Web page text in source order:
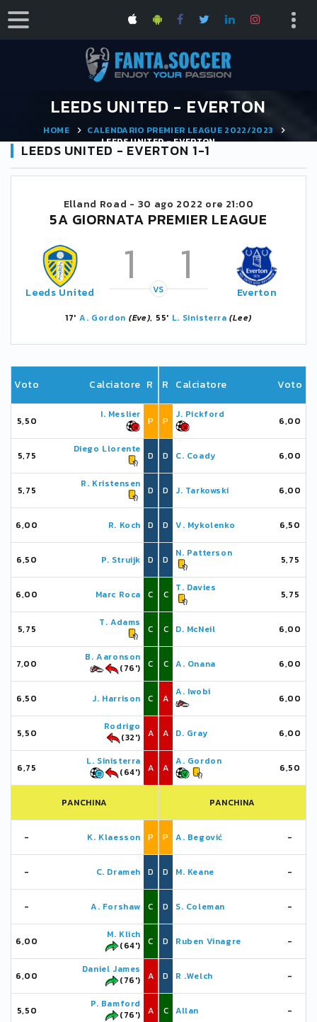
LEEDS UNITED - EVERTON
HOME
CALENDARIO PREMIER LEAGUE 2022/2023
LEEDS UNITED - EVERTON
LEEDS UNITED - EVERTON 1-1
Elland Road - 30 ago 2022 ore 21:00
5A GIORNATA PREMIER LEAGUE
Leeds United 1 1
VS Everton
17' A. Gordon (Eve), 55' L. Sinisterra (Lee)
Voto Calciatore R
5,50
I. Meslier
P
5,75
Diego Llorente
D
5,75
R. Kristensen
D
6,00 R. Koch D
6,50 P. Struijk D
6,00 Marc Roca C
5,75
T. Adams
C
7,00
B. Aaronson
(76')
C
6,50 J. Harrison C
5,50
Rodrigo
(32')
A
6,75
L. Sinisterra
(64')
A
PANCHINA
- K. Klaesson P
- C. Drameh D
- A. Forshaw C
6,00
M. Klich
(64')
C
6,00
Daniel James
(76')
A
5,50
P. Bamford
(76')
A
R Calciatore Voto
P
J. Pickford
6,00
D C. Coady 6,00
D J. Tarkowski 6,00
D V. Mykolenko 6,50
D
N. Patterson
5,75
C
T. Davies
5,75
C D. McNeil 6,00
C A. Onana 6,00
A
A. Iwobi
6,00
A D. Gray 6,00
A
A. Gordon
6,50
PANCHINA
P A. Begović -
D M. Keane -
D S. Coleman -
D Ruben Vinagre -
D R .Welch -
C Allan -